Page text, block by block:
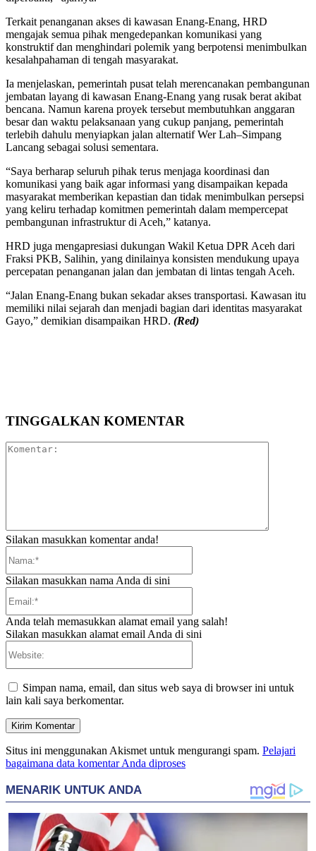
Terkait penanganan akses di kawasan Enang-Enang, HRD
mengajak semua pihak mengedepankan komunikasi yang
konstruktif dan menghindari polemik yang berpotensi menimbulkan
kesalahpahaman di tengah masyarakat.
Ia menjelaskan, pemerintah pusat telah merencanakan pembangunan
jembatan layang di kawasan Enang-Enang yang rusak berat akibat
bencana. Namun karena proyek tersebut membutuhkan anggaran
besar dan waktu pelaksanaan yang cukup panjang, pemerintah
terlebih dahulu menyiapkan jalan alternatif Wer Lah–Simpang
Lancang sebagai solusi sementara.
“Saya berharap seluruh pihak terus menjaga koordinasi dan
komunikasi yang baik agar informasi yang disampaikan kepada
masyarakat memberikan kepastian dan tidak menimbulkan persepsi
yang keliru terhadap komitmen pemerintah dalam mempercepat
pembangunan infrastruktur di Aceh,” katanya.
HRD juga mengapresiasi dukungan Wakil Ketua DPR Aceh dari
Fraksi PKB, Salihin, yang dinilainya konsisten mendukung upaya
percepatan penanganan jalan dan jembatan di lintas tengah Aceh.
“Jalan Enang-Enang bukan sekadar akses transportasi. Kawasan itu
memiliki nilai sejarah dan menjadi bagian dari identitas masyarakat
Gayo,” demikian disampaikan HRD. (Red)
TINGGALKAN KOMENTAR
Silakan masukkan komentar anda!
Silakan masukkan nama Anda di sini
Anda telah memasukkan alamat email yang salah!
Silakan masukkan alamat email Anda di sini
Simpan nama, email, dan situs web saya di browser ini untuk
lain kali saya berkomentar.
Situs ini menggunakan Akismet untuk mengurangi spam. Pelajari
bagaimana data komentar Anda diproses